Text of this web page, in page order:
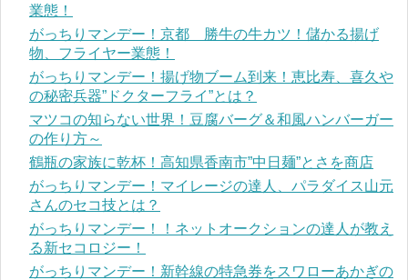
業態！
がっちりマンデー！京都 勝牛の牛カツ！儲かる揚げ
物、フライヤー業態！
がっちりマンデー！揚げ物ブーム到来！恵比寿、喜久や
の秘密兵器”ドクターフライ”とは？
マツコの知らない世界！豆腐バーグ＆和風ハンバーガー
の作り方～
鶴瓶の家族に乾杯！高知県香南市”中日麺”とさを商店
がっちりマンデー！マイレージの達人、パラダイス山元
さんのセコ技とは？
がっちりマンデー！！ネットオークションの達人が教え
る新セコロジー！
がっちりマンデー！新幹線の特急券をスワローあかぎの